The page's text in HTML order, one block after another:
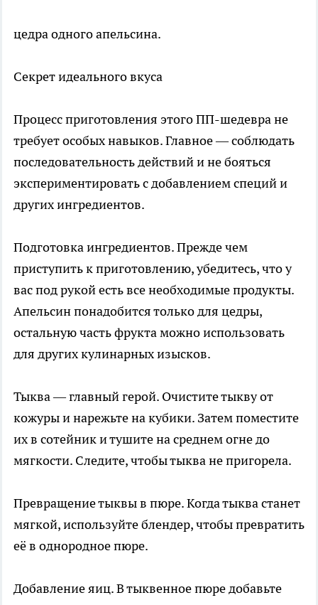
цедра одного апельсина.
Секрет идеального вкуса
Процесс приготовления этого ПП-шедевра не
требует особых навыков. Главное — соблюдать
последовательность действий и не бояться
экспериментировать с добавлением специй и
других ингредиентов.
Подготовка ингредиентов. Прежде чем
приступить к приготовлению, убедитесь, что у
вас под рукой есть все необходимые продукты.
Апельсин понадобится только для цедры,
остальную часть фрукта можно использовать
для других кулинарных изысков.
Тыква — главный герой. Очистите тыкву от
кожуры и нарежьте на кубики. Затем поместите
их в сотейник и тушите на среднем огне до
мягкости. Следите, чтобы тыква не пригорела.
Превращение тыквы в пюре. Когда тыква станет
мягкой, используйте блендер, чтобы превратить
её в однородное пюре.
Добавление яиц. В тыквенное пюре добавьте